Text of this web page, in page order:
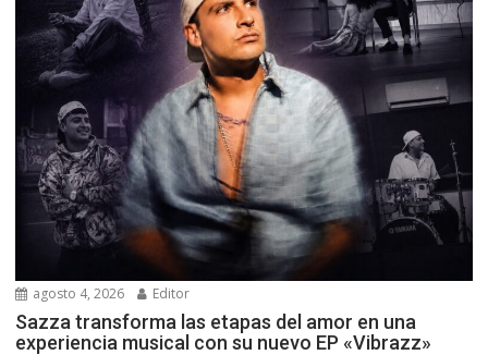
agosto 4, 2026 Editor
Sazza transforma las etapas del amor en una
experiencia musical con su nuevo EP «Vibrazz»